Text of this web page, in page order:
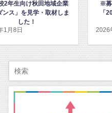
※募集終了【リアル開催！】
「2026年第1回秋田採用勉強
会」開催決定！
2026年1月7日